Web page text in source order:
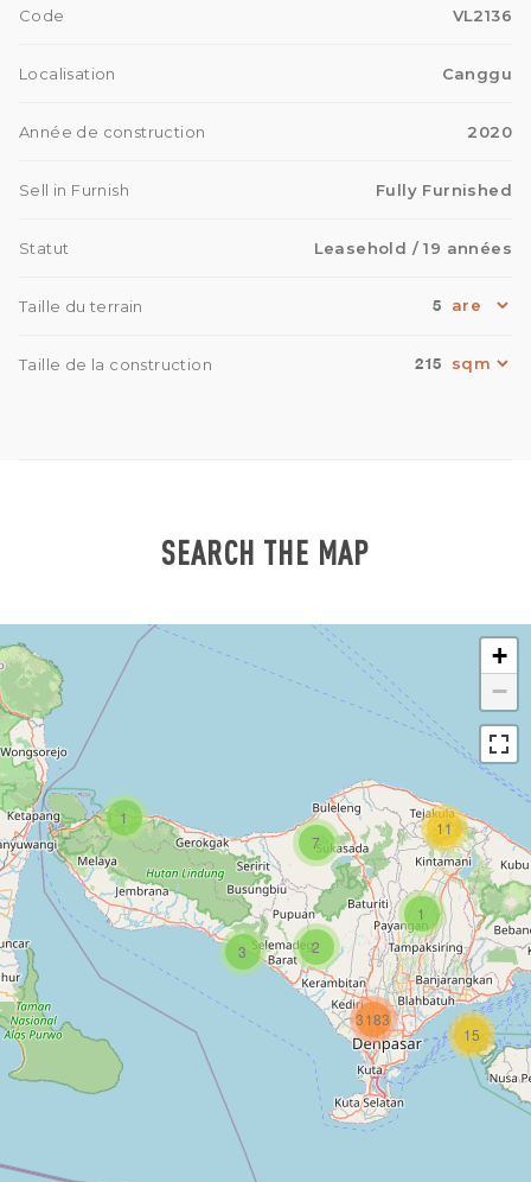
Code VL2136
Localisation Canggu
Année de construction 2020
Sell in Furnish Fully Furnished
Statut Leasehold / 19 années
Taille du terrain 5
Taille de la construction 215
SEARCH THE MAP
1
1
3
7
2
15
11
3183
+
−